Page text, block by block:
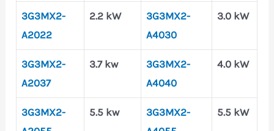
3G3MX2-
A2022
2.2 kW
3G3MX2-
A4030
3.0 kW
3G3MX2-
A2037
3.7 kw
3G3MX2-
A4040
4.0 kW
3G3MX2-
5.5 kw
3G3MX2-
5.5 kW